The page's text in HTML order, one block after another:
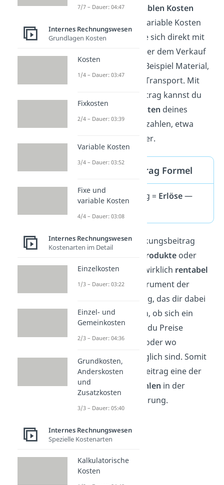
nachdem die
variablen Kosten
abgezogen sind. Variable Kosten
sindAusgaben, die sich direkt mit
der Produktion oder dem Verkauf
ändern, also zum Beispiel Material,
Verpackung oder Transport. Mit
dem Deckungsbeitrag kannst du
dann die
fixen Kosten deines
Unternehmens bezahlen, etwa
Miete oder Gehälter.
Deckungsbeitrag Formel
Deckungsbeitrag = Erlöse—
So macht der Deckungsbeitrag
Produkteoder
Dienstleistungen wirklich rentabel
sind. Er ist ein Instrument der
Teilkostenrechnung, das dir dabei
hilft einzuschätzen, ob sich ein
Angebot lohnt, ob du Preise
anpassen solltest oder wo
Einsparungen möglich sind. Somit
ist der Deckungsbeitrag eine der
zentralen Kennzahlen in der
Unternehmensführung.
7/7 – Dauer: 04:47
Internes Rechnungswesen
Grundlagen Kosten
Kosten
1/4 – Dauer: 03:47
Fixkosten
2/4 – Dauer: 03:39
Variable Kosten
3/4 – Dauer: 03:52
Fixe und
variable Kosten
4/4 – Dauer: 03:08
Internes Rechnungswesen
Kostenarten im Detail
Einzelkosten
1/3 – Dauer: 03:22
Einzel- und
Gemeinkosten
2/3 – Dauer: 04:36
Grundkosten,
Anderskosten
und
Zusatzkosten
3/3 – Dauer: 05:40
Internes Rechnungswesen
Spezielle Kostenarten
Kalkulatorische
Kosten